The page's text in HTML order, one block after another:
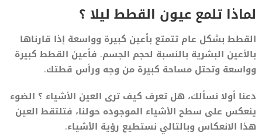
لماذا تلمع عيون القطط ليلا ؟
القطط بشكل عام تتمتع بأعين كبيرة وواسعة إذا قارناها
بالأعين البشرية بالنسبة لحجم الجسم. فأعين القطط كبيرة
وواسعة وتحتل مساحة كبيرة من وجه ورأس قطتك.
دعنا أولا نسألك، هل تعرف كيف ترى العين الأشياء ؟ الضوء
ينعكس على سطح الأشياء الموجوده حولنا، فتلتقط العين
هذا الانعكاس وبالتالي نستطيع رؤية الأشياء.